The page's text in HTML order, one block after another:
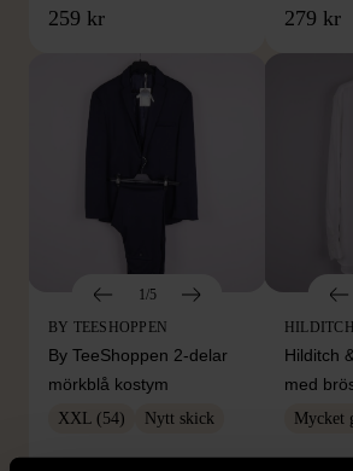
259 kr 279 kr
1/5
BY TEESHOPPEN
By TeeShoppen 2-delar
mörkblå kostym
XXL (54) Nytt skick
Hilditch
med
Mycket